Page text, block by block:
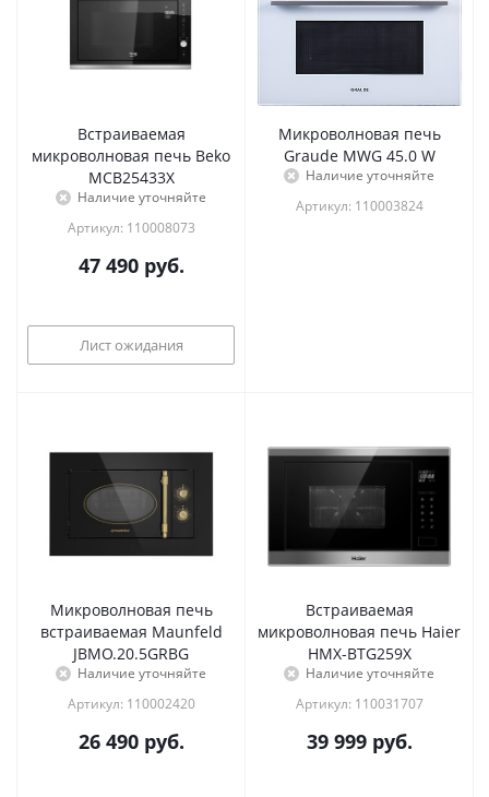
Встраиваемая
микроволновая печь Beko
MCB25433X
Наличие уточняйте
Артикул: 110008073
47 490руб.
Лист ожидания
Микроволновая печь
Graude MWG 45.0 W
Наличие уточняйте
Артикул: 110003824
Микроволновая печь
встраиваемая Maunfeld
JBMO.20.5GRBG
Наличие уточняйте
Артикул: 110002420
26 490руб.
Встраиваемая
микроволновая печь Haier
HMX-BTG259X
Наличие уточняйте
Артикул: 110031707
39 999руб.